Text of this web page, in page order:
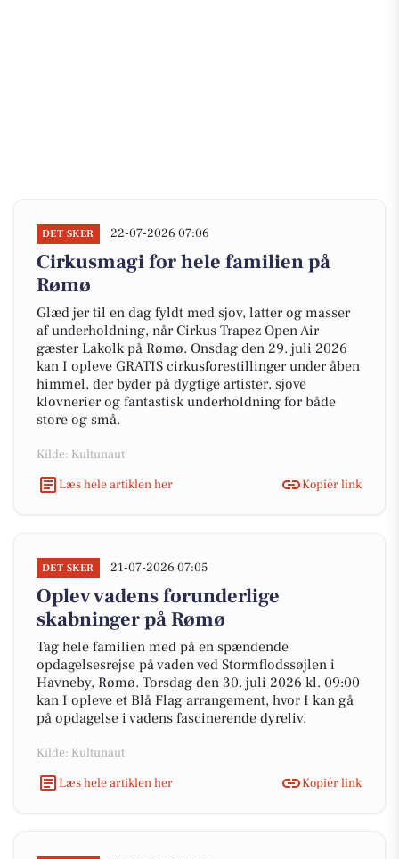
DET SKER 22-07-2026 07:06
Cirkusmagi for hele familien på
Rømø
Glæd jer til en dag fyldt med sjov, latter og masser
af underholdning, når Cirkus Trapez Open Air
gæster Lakolk på Rømø. Onsdag den 29. juli 2026
kan I opleve GRATIS cirkusforestillinger under åben
himmel, der byder på dygtige artister, sjove
klovnerier og fantastisk underholdning for både
store og små.
Kilde: Kultunaut
Læs hele artiklen her
Kopiér link
DET SKER 21-07-2026 07:05
Oplev vadens forunderlige
skabninger på Rømø
Tag hele familien med på en spændende
opdagelsesrejse på vaden ved Stormflodssøjlen i
Havneby, Rømø. Torsdag den 30. juli 2026 kl. 09:00
kan I opleve et Blå Flag arrangement, hvor I kan gå
på opdagelse i vadens fascinerende dyreliv.
Kilde: Kultunaut
Læs hele artiklen her
Kopiér link